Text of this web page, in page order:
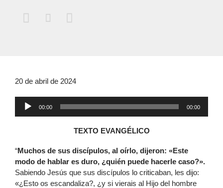
  
20 de abril de 2024
00:00 00:00
TEXTO EVANGÉLICO
“Muchos de sus discípulos, al oírlo, dijeron: «Este
modo de hablar es duro, ¿quién puede hacerle caso?».
Sabiendo Jesús que sus discípulos lo criticaban, les dijo:
«¿Esto os escandaliza?, ¿y si vierais al Hijo del hombre